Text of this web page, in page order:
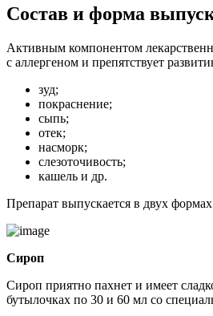
Состав и форма
Активным компонентом
с аллергеном и препятствует
зуд;
покраснение;
сыпь;
отек;
насморк;
слезоточивость;
кашель и др.
Препарат выпускается в двух
Сироп
Сироп приятно пахнет и имеет
бутылочках по 30 и 60 мл со